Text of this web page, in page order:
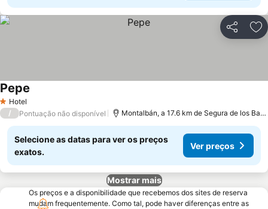
Partilhar
1 Estrelas
Hotel
Pepe
/ Pontuação não disponível Montalbán, a 17.6 km de Segura de los
Selecione as datas para ver os preços
exatos.
Ver preços
Mostrar mais
Os preços e a disponibilidade que recebemos dos sites de reserva
mudam frequentemente. Como tal, pode haver diferenças entre as